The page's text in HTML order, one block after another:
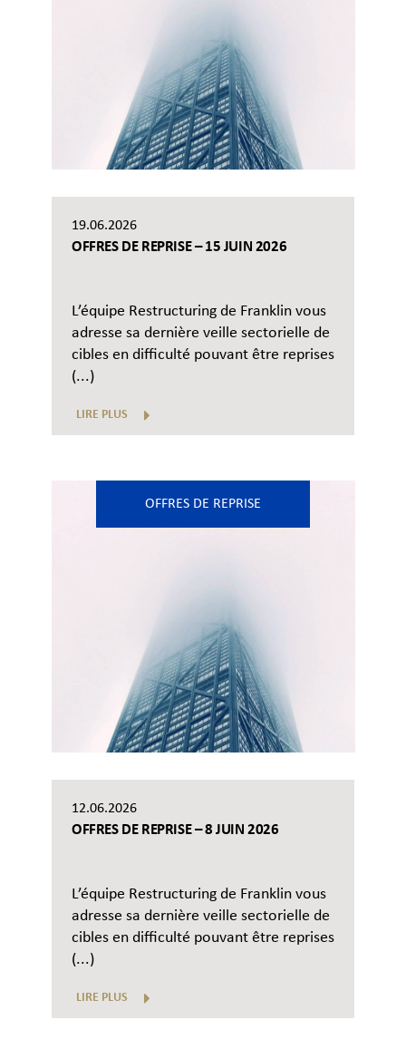
19.06.2026
OFFRES DE REPRISE – 15 JUIN 2026
L’équipe Restructuring de Franklin vous
adresse sa dernière veille sectorielle de
cibles en difficulté pouvant être reprises
(...)
LIRE PLUS
OFFRES DE REPRISE
12.06.2026
OFFRES DE REPRISE – 8 JUIN 2026
L’équipe Restructuring de Franklin vous
adresse sa dernière veille sectorielle de
cibles en difficulté pouvant être reprises
(...)
LIRE PLUS